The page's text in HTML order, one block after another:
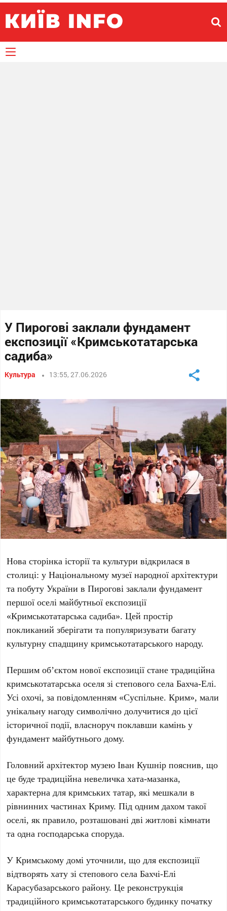
У Пирогові заклали фундамент
експозиції «Кримськотатарська
садиба»
Культура 13:55, 27.06.2026
Нова сторінка історії та культури відкрилася в
столиці: уНаціональному музеї народної архітектури
та побуту України вПирогові заклали фундамент
першої оселі майбутньої експозиції
«Кримськотатарська садиба». Цей простір
покликаний зберігати та популяризувати багату
культурну спадщину кримськотатарського народу.
Першим об’єктом нової експозиції стане традиційна
кримськотатарська оселя зі степового селаБахча-Елі.
Усі охочі, за повідомленням «Суспільне. Крим», мали
унікальну нагоду символічно долучитися до цієї
історичної події, власноруч поклавши камінь у
фундамент майбутнього дому.
Головний архітектор музеюІван Кушнір пояснив, що
це буде традиційна невеличка хата-мазанка,
характерна для кримських татар, які мешкали в
рівнинних частинах Криму. Під одним дахом такої
оселі, як правило, розташовані дві житлові кімнати
та одна господарська споруда.
УКримському домі уточнили, що для експозиції
відтворять хату зі степового селаБахчі-Елі
Карасубазарського району. Це реконструкція
традиційного кримськотатарського будинку початку